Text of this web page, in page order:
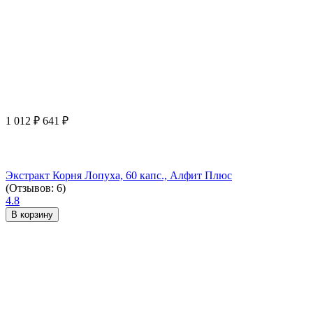
1 012 ₽ 641 ₽
Экстракт Корня Лопуха, 60 капс., Алфит Плюс
(Отзывов: 6)
4.8
В корзину